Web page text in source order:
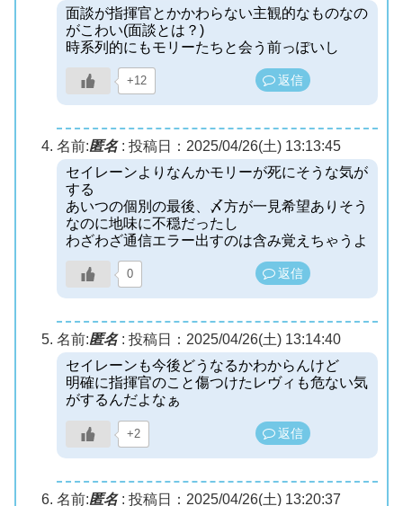
面談が指揮官とかかわらない主観的なものなの
がこわい(面談とは？)
時系列的にもモリーたちと会う前っぽいし
+12 返信
名前:匿名: 投稿日：2025/04/26(土) 13:13:45
セイレーンよりなんかモリーが死にそうな気が
する
あいつの個別の最後、〆方が一見希望ありそう
なのに地味に不穏だったし
わざわざ通信エラー出すのは含み覚えちゃうよ
0 返信
名前:匿名: 投稿日：2025/04/26(土) 13:14:40
セイレーンも今後どうなるかわからんけど
明確に指揮官のこと傷つけたレヴィも危ない気
がするんだよなぁ
+2 返信
名前:匿名: 投稿日：2025/04/26(土) 13:20:37